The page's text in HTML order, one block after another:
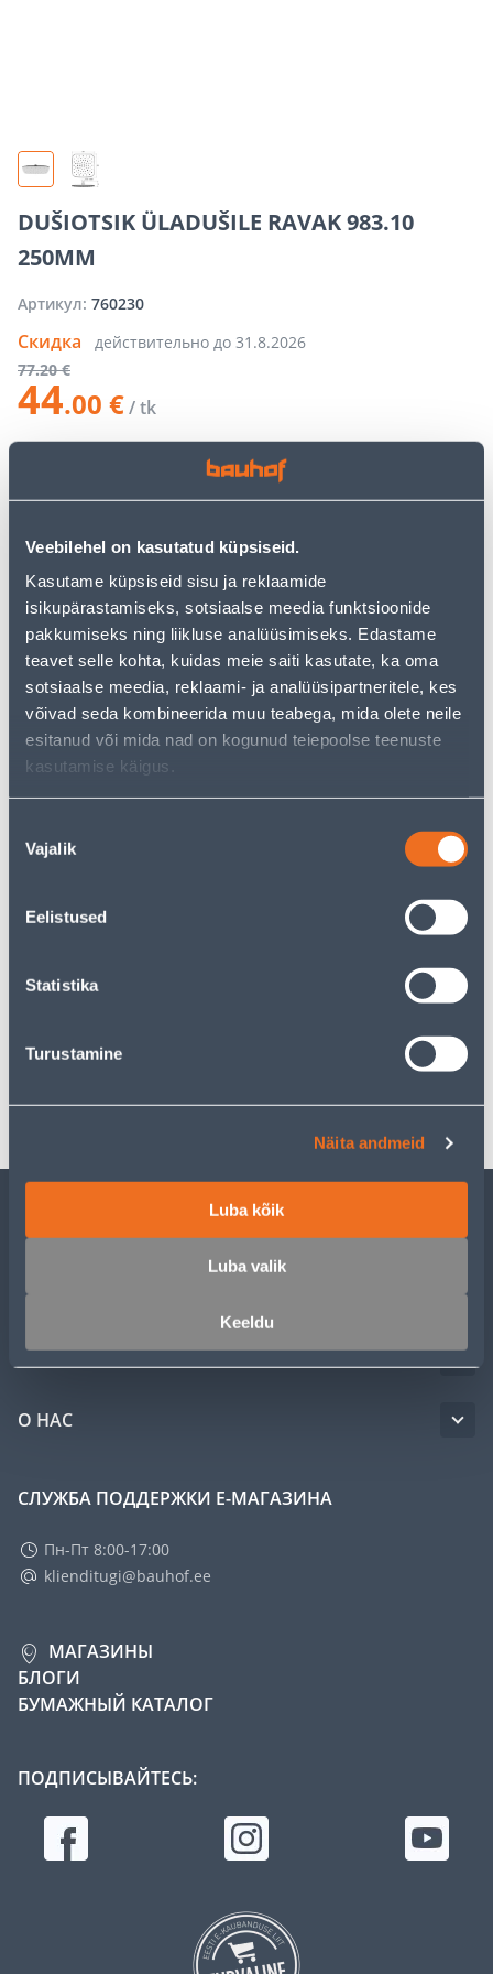
Veebilehel on kasutatud küpsiseid.
Kasutame küpsiseid sisu ja reklaamide
isikupärastamiseks, sotsiaalse meedia funktsioonide
pakkumiseks ning liikluse analüüsimiseks. Edastame
teavet selle kohta, kuidas meie saiti kasutate, ka oma
sotsiaalse meedia, reklaami- ja analüüsipartneritele, kes
võivad seda kombineerida muu teabega, mida olete neile
esitanud või mida nad on kogunud teiepoolse teenuste
kasutamise käigus.
valik
Vajalik
Eelistused
Statistika
Turustamine
Näita andmeid
Luba kõik
Luba valik
Keeldu
DUŠIOTSIK ÜLADUŠILE RAVAK 983.10
250MM
Артикул: 760230
Скидка действительно до 31.8.2026
77.20 €
44.00 €/ tk
ДОБАВИТЬ В КОРЗИНУ
Посмотреть наличие
• 14-päevane tagastusõigus.
• HANKIJA LAOST TELLITAV TOODE
Предполагаемая доставка 4,19 € от 20.08.2026
Ожидаемая доставка домой от 16,90 € с 20.08.2026
Описание
ОБСЛУЖИВАНИЕ ЧАСТНЫХ КЛИЕНТОВ
УСЛУГИ
КЛУБ МАСТЕРОВ
О НАС
СЛУЖБА ПОДДЕРЖКИ Е-МАГАЗИНА
Пн-Пт 8:00-17:00
klienditugi@bauhof.ee
МАГАЗИНЫ
БЛОГИ
БУМАЖНЫЙ КАТАЛОГ
ПОДПИСЫВАЙТЕСЬ: